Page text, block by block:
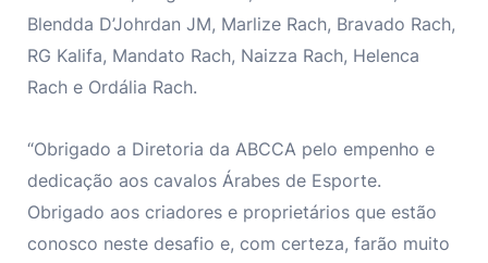
Blendda D’Johrdan JM, Marlize Rach, Bravado Rach,
RG Kalifa, Mandato Rach, Naizza Rach, Helenca
Rach e Ordália Rach.
“Obrigado a Diretoria da ABCCA pelo empenho e
dedicação aos cavalos Árabes de Esporte.
Obrigado aos criadores e proprietários que estão
conosco neste desafio e, com certeza, farão muito